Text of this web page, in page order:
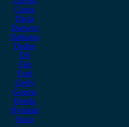
Cupra
Dacia
Daewoo
Daihatsu
Dodge
DS
Fiat
Ford
Geely
Gonow
Honda
Hyundai
Isuzu